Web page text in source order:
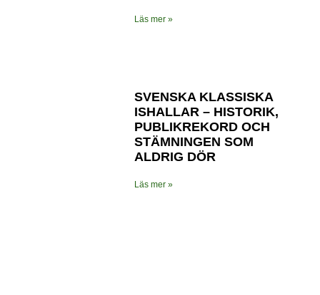
Läs mer »
SVENSKA KLASSISKA
ISHALLAR – HISTORIK,
PUBLIKREKORD OCH
STÄMNINGEN SOM
ALDRIG DÖR
Läs mer »